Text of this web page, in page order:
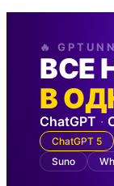
🔥
ВСЕ
В
ChatGPT ·
ChatGPT 5
Suno